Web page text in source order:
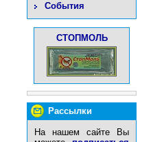
События
СТОПМОЛЬ
Рассылки
На нашем сайте Вы